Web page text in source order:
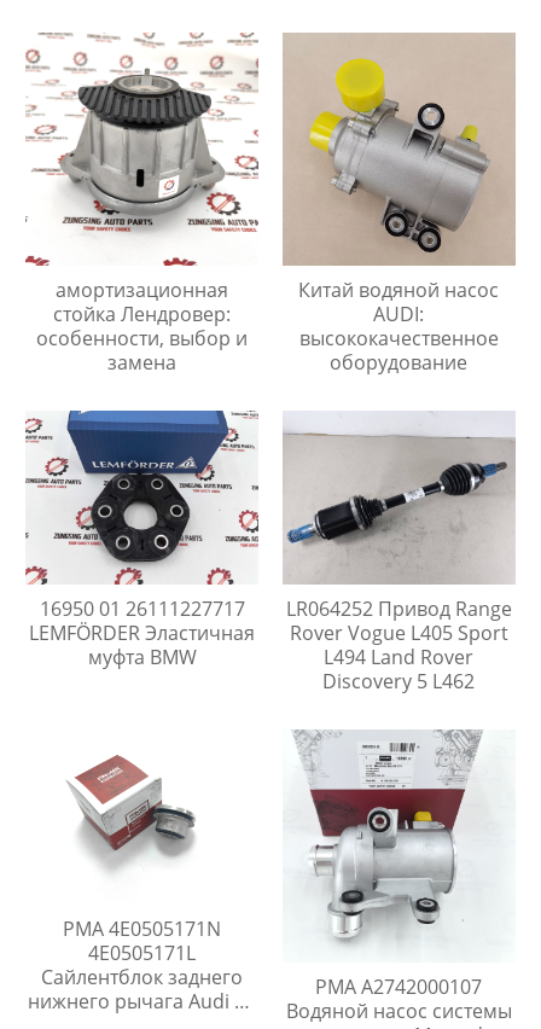
амортизационная
стойка Лендровер:
особенности, выбор и
замена
Китай водяной насос
AUDI:
высококачественное
оборудование
16950 01 26111227717
LEMFÖRDER Эластичная
муфта BMW
LR064252 Привод Range
Rover Vogue L405 Sport
L494 Land Rover
Discovery 5 L462
PMA 4E0505171N
4E0505171L
Сайлентблок заднего
нижнего рычага Audi A8
PMA A2742000107
Водяной насос системы